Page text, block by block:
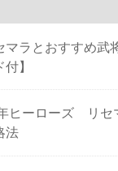
ラとおすすめ武
】
ヒーローズ リセ
法